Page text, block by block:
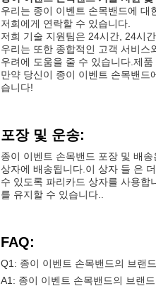
우리는 종이 이벤트 손목밴드에 대
저희에게 연락할 수 있습니다.
저희 기술 지원팀은 24시간, 24시
우리는 또한 종합적인 고객 서비
우려에 도움을 줄 수 있습니다.제
만약 당신이 종이 이벤트 손목밴드
습니다!
포장 및 운송:
종이 이벤트 손목밴드 포장 및 배
상자에 배송됩니다.이 상자 들 은
수 있도록 파리카드 상자를 사용합
를 유지할 수 있습니다..
FAQ:
Q1: 종이 이벤트 손목밴드의 브랜
A1: 종이 이벤트 손목밴드의 브랜